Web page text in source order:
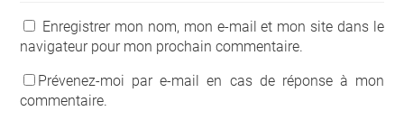
Enregistrer mon nom, mon e-mail et mon site dans le
navigateur pour mon prochain commentaire.
Prévenez-moi par e-mail en cas de réponse à mon
commentaire.